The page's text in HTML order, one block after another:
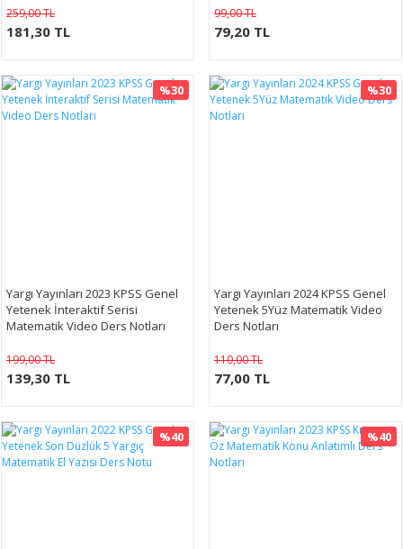
259,00 TL
181,30 TL
99,00 TL
79,20 TL
%30
Yargı Yayınları 2023 KPSS Genel
Yetenek İnteraktif Serisi
Matematik Video Ders Notları
199,00 TL
139,30 TL
%30
Yargı Yayınları 2024 KPSS Genel
Yetenek 5Yüz Matematik Video
Ders Notları
110,00 TL
77,00 TL
%40 %40